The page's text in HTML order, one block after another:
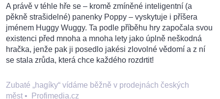
A právě v téhle hře se – kromě zmíněné inteligentní (a
pěkně strašidelné) panenky Poppy – vyskytuje i příšera
jménem Huggy Wuggy. Ta podle příběhu hry započala svou
existenci před mnoha a mnoha lety jako úplně neškodná
hračka, jenže pak ji posedlo jakési zlovolné vědomí a z ní
se stala zrůda, která chce každého rozdrtit!
Zubaté „hagíky“ vídáme běžně v prodejnách českých
měst • Profimedia.cz